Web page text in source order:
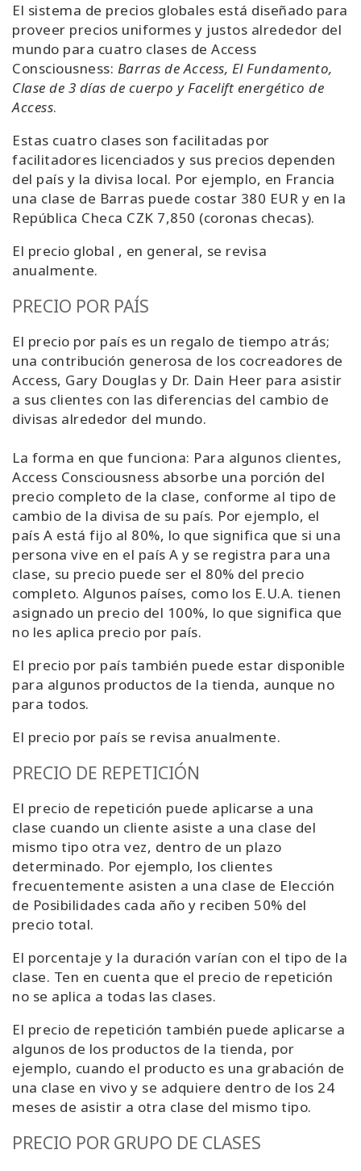
BUSCAR
El sistema de precios globales está diseñado para
proveer precios uniformes y justos alrededor del
mundo para cuatro clases de Access
Consciousness: Barras de Access, El Fundamento,
Clase de 3 días de cuerpo y Facelift energético de
Access.
Estas cuatro clases son facilitadas por
facilitadores licenciados y sus precios dependen
del país y la divisa local. Por ejemplo, en Francia
una clase de Barras puede costar 380 EUR y en la
República Checa CZK 7,850 (coronas checas).
El precio global , en general, se revisa
anualmente.
PRECIO POR PAÍS
El precio por país es un regalo de tiempo atrás;
una contribución generosa de los cocreadores de
Access, Gary Douglas y Dr. Dain Heer para asistir
a sus clientes con las diferencias del cambio de
divisas alrededor del mundo.
La forma en que funciona: Para algunos clientes,
Access Consciousness absorbe una porción del
precio completo de la clase, conforme al tipo de
cambio de la divisa de su país. Por ejemplo, el
país A está fijo al 80%, lo que significa que si una
persona vive en el país A y se registra para una
clase, su precio puede ser el 80% del precio
completo. Algunos países, como los E.U.A. tienen
asignado un precio del 100%, lo que significa que
no les aplica precio por país.
El precio por país también puede estar disponible
para algunos productos de la tienda, aunque no
para todos.
El precio por país se revisa anualmente.
PRECIO DE REPETICIÓN
El precio de repetición puede aplicarse a una
clase cuando un cliente asiste a una clase del
mismo tipo otra vez, dentro de un plazo
determinado. Por ejemplo, los clientes
frecuentemente asisten a una clase de Elección
de Posibilidades cada año y reciben 50% del
precio total.
El porcentaje y la duración varían con el tipo de la
clase. Ten en cuenta que el precio de repetición
no se aplica a todas las clases.
El precio de repetición también puede aplicarse a
algunos de los productos de la tienda, por
ejemplo, cuando el producto es una grabación de
una clase en vivo y se adquiere dentro de los 24
meses de asistir a otra clase del mismo tipo.
PRECIO POR GRUPO DE CLASES